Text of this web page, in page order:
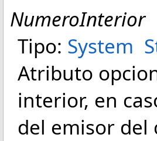
NumeroInterior
Tipo: System
Atributo
interior, en
del emisor del